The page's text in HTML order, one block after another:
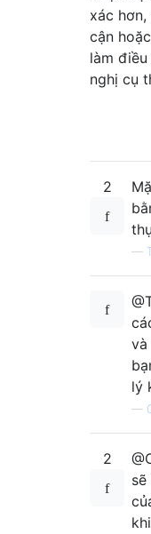
xác
cận
làm
nghị cụ
2
—
và
lý
—
2